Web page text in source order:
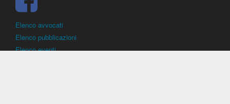
Elenco avvocati
Elenco pubblicazioni
Elenco eventi